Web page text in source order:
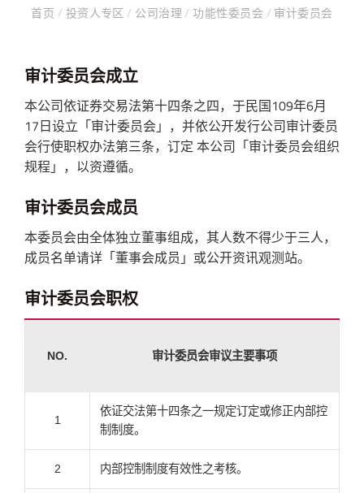
首页 / 投资人专区 / 公司治理 / 功能性委员会 / 审计委员会
审计委员会成立
本公司依证券交易法第十四条之四，于民国109年6月
17日设立「审计委员会」，并依公开发行公司审计委员
会行使职权办法第三条，订定 本公司「审计委员会组织
规程」，以资遵循。
审计委员会成员
本委员会由全体独立董事组成，其人数不得少于三人，
成员名单请详「董事会成员」或公开资讯观测站。
审计委员会职权
NO. 审计委员会审议主要事项
1
依证交法第十四条之一规定订定或修正内部控
制制度。
2 内部控制制度有效性之考核。